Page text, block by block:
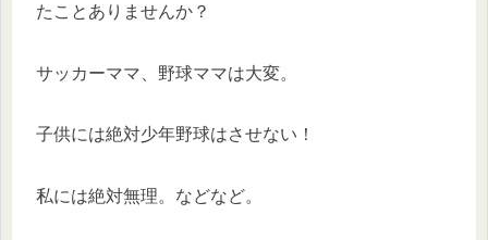
たことありませんか？
サッカーママ、野球ママは大変。
子供には絶対少年野球はさせない！
私には絶対無理。などなど。